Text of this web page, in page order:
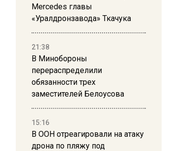
Mercedes главы
«Уралдронзавода» Ткачука
21:38
В Минобороны
перераспределили
обязанности трех
заместителей Белоусова
15:16
В ООН отреагировали на атаку
дрона по пляжу под